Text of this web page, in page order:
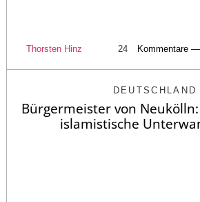
Thorsten Hinz 24 Kommentare
DEUTSCHLAND
Bürgermeister von
islamistische